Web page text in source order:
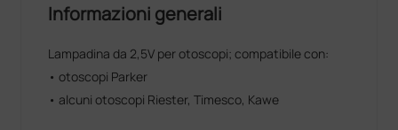
Informazioni generali
Lampadina da 2,5V per otoscopi; compatibile con:
• otoscopi Parker
• alcuni otoscopi Riester, Timesco, Kawe